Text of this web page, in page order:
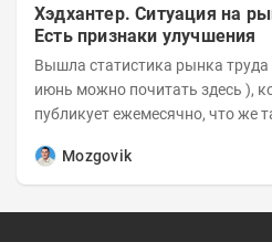
Хэдхантер. Ситуация на
Есть признаки улучшения
Вышла статистика рынка труда за июль 2026 года (за
июнь можно почитать здесь ), которую Хедхантер
публикует ежемесячно, что же
Mozgovik